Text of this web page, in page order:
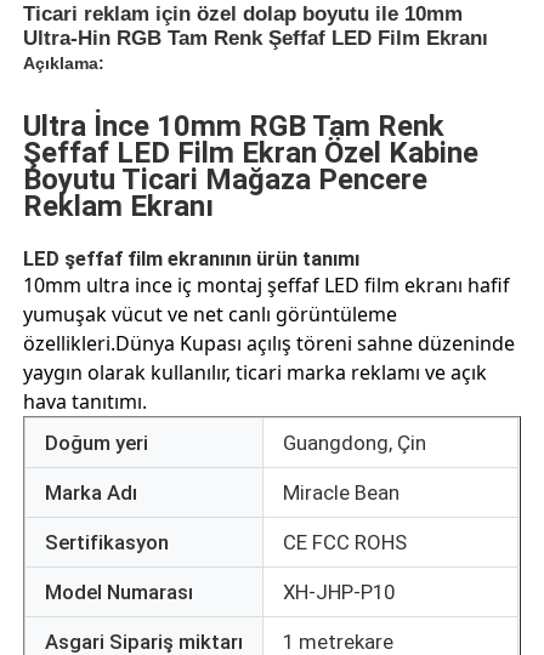
Ana Sayfa
Ürünler
Hakkımızda
Ticari reklam için özel dolap boyutu ile 10mm
Ultra-Hin RGB Tam Renk Şeffaf LED Film Ekranı
Açıklama:
Ultra İnce 10mm RGB Tam Renk
Şeffaf LED Film Ekran Özel Kabine
Boyutu Ticari Mağaza Pencere
Reklam Ekranı
LED şeffaf film ekranının ürün tanımı
10mm ultra ince iç montaj şeffaf LED film ekranı hafif
yumuşak vücut ve net canlı görüntüleme
özellikleri.Dünya Kupası açılış töreni sahne düzeninde
yaygın olarak kullanılır, ticari marka reklamı ve açık
hava tanıtımı.
Doğum yeri Guangdong, Çin
Marka Adı Miracle Bean
Sertifikasyon CE FCC ROHS
Model Numarası XH-JHP-P10
Asgari Sipariş miktarı 1 metrekare